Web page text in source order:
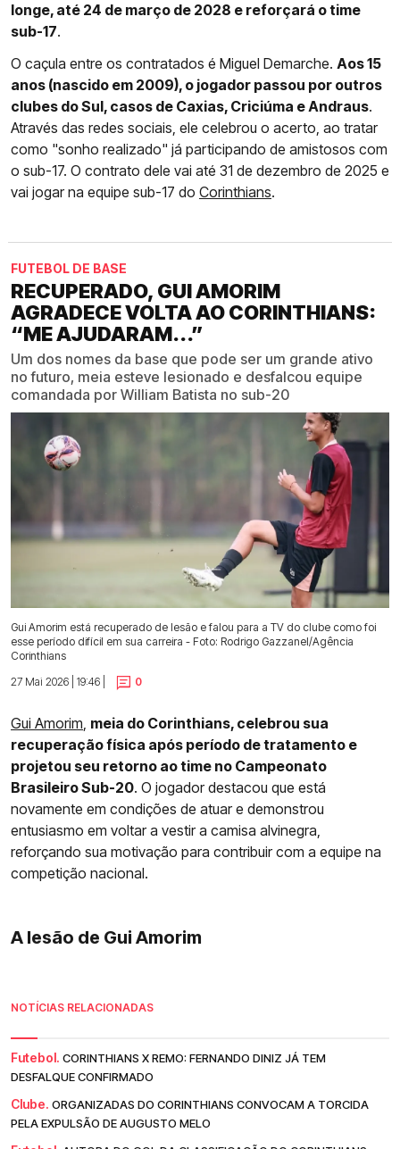
longe, até 24 de março de 2028 e reforçará o time
sub-17.
O caçula entre os contratados é Miguel Demarche. Aos 15
anos (nascido em 2009), o jogador passou por outros
clubes do Sul, casos de Caxias, Criciúma e Andraus.
Através das redes sociais, ele celebrou o acerto, ao tratar
como "sonho realizado" já participando de amistosos com
o sub-17. O contrato dele vai até 31 de dezembro de 2025 e
vai jogar na equipe sub-17 do Corinthians.
FUTEBOL DE BASE
RECUPERADO, GUI AMORIM
AGRADECE VOLTA AO CORINTHIANS:
“ME AJUDARAM...”
Um dos nomes da base que pode ser um grande ativo
no futuro, meia esteve lesionado e desfalcou equipe
comandada por William Batista no sub-20
Gui Amorim está recuperado de lesão e falou para a TV do clube como foi
esse período difícil em sua carreira - Foto: Rodrigo Gazzanel/Agência
Corinthians
27 Mai 2026 | 19:46 |
0
Gui Amorim meia do Corinthians, celebrou sua
recuperação física após período de tratamento e
projetou seu retorno ao time no Campeonato
Brasileiro Sub-20. O jogador destacou que está
novamente em condições de atuar e demonstrou
entusiasmo em voltar a vestir a camisa alvinegra,
reforçando sua motivação para contribuir com a equipe na
competição nacional.
A lesão de Gui Amorim
NOTÍCIAS RELACIONADAS
Futebol. CORINTHIANS X REMO: FERNANDO DINIZ JÁ TEM
DESFALQUE CONFIRMADO
Clube. ORGANIZADAS DO CORINTHIANS CONVOCAM A TORCIDA
PELA EXPULSÃO DE AUGUSTO MELO